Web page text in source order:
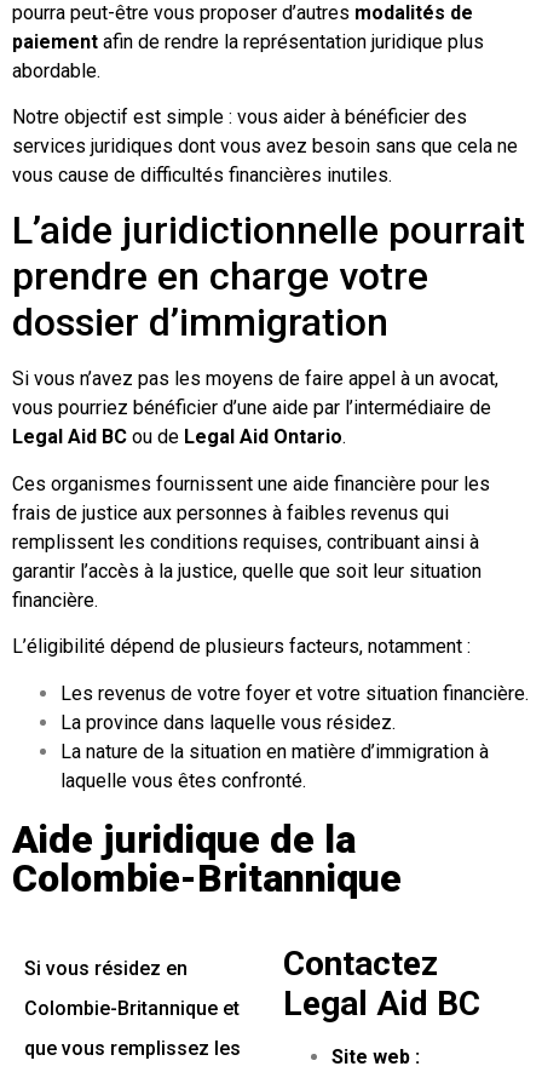
pourra peut-être vous proposer d’autres modalités de
paiement afin de rendre la représentation juridique plus
abordable.
Notre objectif est simple : vous aider à bénéficier des
services juridiques dont vous avez besoin sans que cela ne
vous cause de difficultés financières inutiles.
L’aide juridictionnelle pourrait
prendre en charge votre
dossier d’immigration
Si vous n’avez pas les moyens de faire appel à un avocat,
vous pourriez bénéficier d’une aide par l’intermédiaire de
Legal Aid BC ou de Legal Aid Ontario.
Ces organismes fournissent une aide financière pour les
frais de justice aux personnes à faibles revenus qui
remplissent les conditions requises, contribuant ainsi à
garantir l’accès à la justice, quelle que soit leur situation
financière.
L’éligibilité dépend de plusieurs facteurs, notamment :
Les revenus de votre foyer et votre situation financière.
La province dans laquelle vous résidez.
La nature de la situation en matière d’immigration à
laquelle vous êtes confronté.
Aide juridique de la
Colombie-Britannique
Si vous résidez en
Colombie-Britannique et
que vous remplissez les
Contactez
Legal Aid BC
Site web :